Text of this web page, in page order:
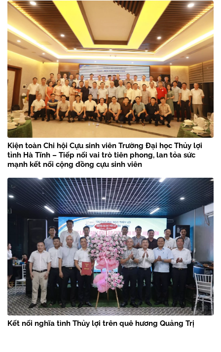
Kiện toàn Chi hội Cựu sinh viên Trường Đại học Thủy lợi
tỉnh Hà Tĩnh – Tiếp nối vai trò tiên phong, lan tỏa sức
mạnh kết nối cộng đồng cựu sinh viên
Kết nối nghĩa tình Thủy lợi trên quê hương Quảng Trị